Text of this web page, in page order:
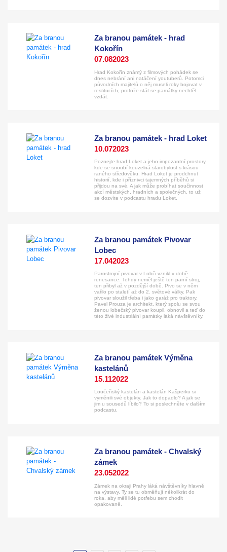
Za branou památek - hrad
Kokořín
07.082023
Hrad Kokořín známý z filmových pohádek se
dnes nebrání ani natáčení youtuberů. Potomci
původních majitelů o něj museli roky bojovat v
restitucích, protože stát se památky nechtěl
vzdát.
Za branou památek - hrad Loket
10.072023
Poznejte hrad Loket a jeho impozantní prostory,
kde se snoubí kouzelná starobylost s krásou
raného středověku. Hrad Loket je prodchnut
historií, kde i příznivci tajemných příběhů si
přijdou na své. A jak může probíhat součinnost
akcí městských, hradních a společných, to už
se dozvíte v podcastu hradu Loket.
Za branou památek Pivovar
Lobec
17.042023
Parostrojní pivovar v Lobči vznikl v době
renesance. Tehdy neměl ještě ten parní stroj,
ten přibyl až v pozdější době. Pivo se v něm
vařilo po staletí až do 2. světové války. Pak
pivovar sloužil třeba i jako garáž pro traktory.
Pavel Prouza je architekt, který spolu se svou
ženou lobečský pivovar koupil, obnovil a teď do
této živé industriální památky láká návštěvníky.
Za branou památek Výměna
kastelánů
15.112022
Loučeňský kastelán a kastelán Kašperku si
vyměnili své objekty. Jak to dopadlo? A jak se
jim u sousedů líbilo? To si poslechněte v dalším
podcastu.
Za branou památek - Chvalský
zámek
23.052022
Zámek na okraji Prahy láká návštěvníky hlavně
na výstavy. Ty se tu obměňují několikrát do
roka, aby měli lidé potřebu sem chodit
opakovaně.